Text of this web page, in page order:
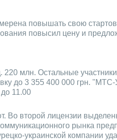
повышать свою
повысил цену и
млн. Остальные
до 3 355 400 000 грн.
11.00
Во второй лицензии
рынка
украинской компании